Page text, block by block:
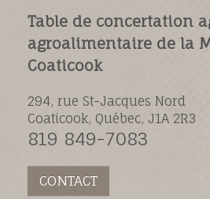
Table de concertation
agroalimentaire de la
Coaticook
294, rue St-Jacques Nord
Coaticook, Québec, J1A 2R3
819 849-7083
CONTACT